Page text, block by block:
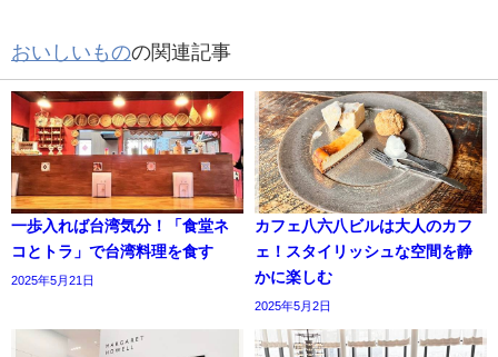
おいしいものの関連記事
一歩入れば台湾気分！「食堂ネ
コとトラ」で台湾料理を食す
2025年5月21日
カフェ八六八ビルは大人のカフ
ェ！スタイリッシュな空間を静
かに楽しむ
2025年5月2日